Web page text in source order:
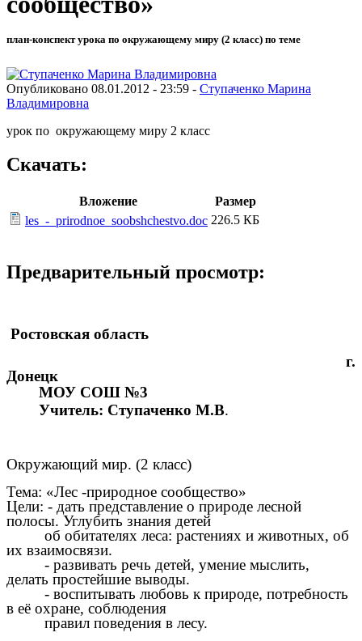
план-конспект урока по окружающему миру (2 класс) по теме
Опубликовано 08.01.2012 - 23:59 - Ступаченко Марина
Владимировна
урок по окружающему миру 2 класс
Скачать:
Вложение
Размер
les_-_prirodnoe_soobshchestvo.doc 226.5 КБ
Предварительный просмотр:
Ростовская область
г.
Донецк
МОУ СОШ №3
Учитель: Ступаченко М.В.
Окружающий мир. (2 класс)
Тема: «Лес -природное сообщество»
Цели: - дать представление о природе лесной
полосы. Углубить знания детей
об обитателях леса: растениях и животных, об
их взаимосвязи.
- развивать речь детей, умение мыслить,
делать простейшие выводы.
- воспитывать любовь к природе, потребность
в её охране, соблюдения
правил поведения в лесу.